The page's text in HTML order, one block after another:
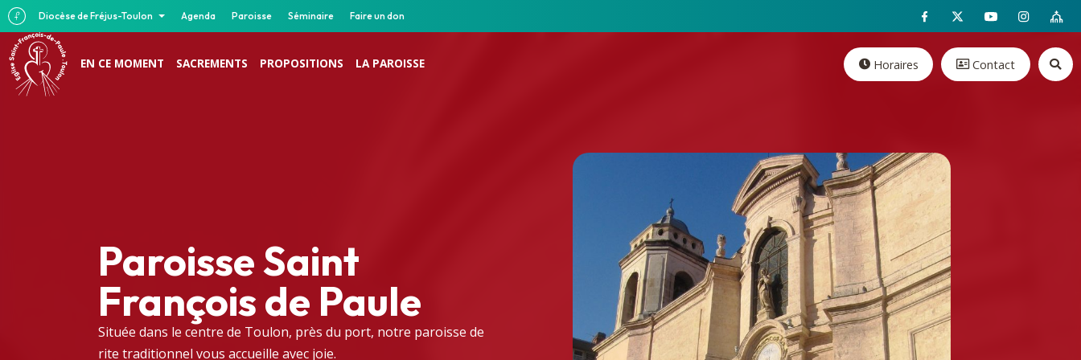
Diocèse de Fréjus-Toulon Agenda Paroisse Séminaire Faire un don
EN CE MOMENT SACREMENTS PROPOSITIONS LA PAROISSE Horaires Contact
Paroisse Saint
François de Paule
Située dans le centre de Toulon, près du port, notre paroisse de
rite traditionnel vous accueille avec joie.